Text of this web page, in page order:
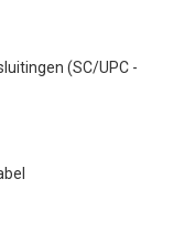
(SC/UPC -